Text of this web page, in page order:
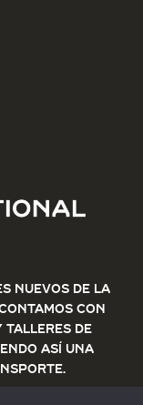
nuevos de la
con
talleres de
así una